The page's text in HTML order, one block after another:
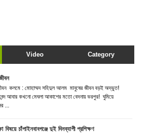
Video Category
কলমে : মোহাম্মদ সহিদুল আলম মানুষের জীবন বড়ই অদ্ভুত!
আবার কখনো মেঘলা আকাশের মতো বেদনায় ভরপুর! ঘুমিয়ে
...
বিষয়ে চাঁপাইনবাবগঞ্জে দুই দিনব্যাপী প্রশিক্ষণ